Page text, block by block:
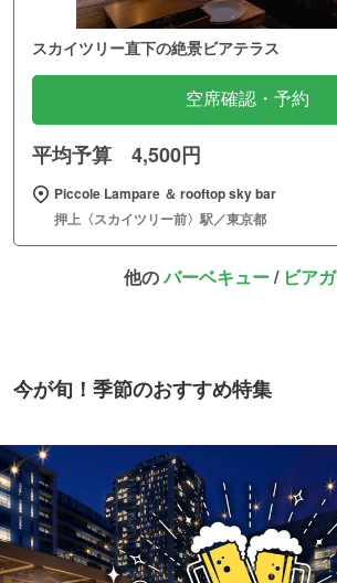
スカイツリー直下の絶景ビアテラス
空席確認・予約
平均予算 4,500円
Piccole Lampare ＆ rooftop sky bar
押上〈スカイツリー前〉駅／東京都
他のバーベキュー/ ビア
今が旬！季節のおすすめ特集